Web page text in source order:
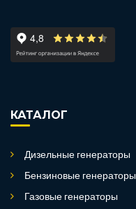
КАТАЛОГ
Дизельные генераторы
Бензиновые генераторы
Газовые генераторы